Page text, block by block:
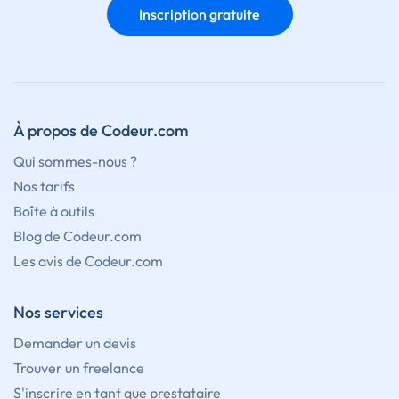
Inscription gratuite
À propos de Codeur.com
Qui sommes-nous ?
Nos tarifs
Boîte à outils
Blog de Codeur.com
Les avis de Codeur.com
Nos services
Demander un devis
Trouver un freelance
S'inscrire en tant que prestataire